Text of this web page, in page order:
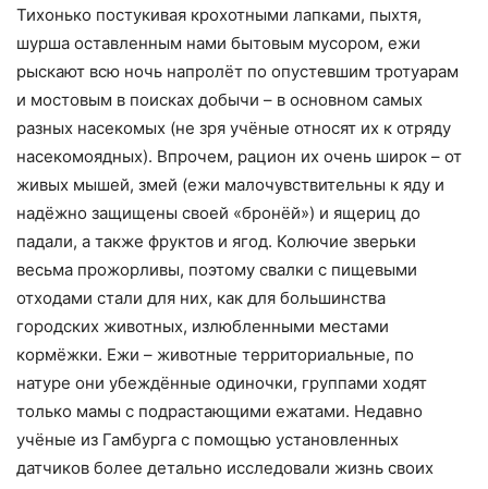
Тихонько постукивая крохотными лапками, пыхтя,
шурша оставленным нами бытовым мусором, ежи
рыскают всю ночь напролёт по опустевшим тротуарам
и мостовым в поисках добычи – в основном самых
разных насекомых (не зря учёные относят их к отряду
насекомоядных). Впрочем, рацион их очень широк – от
живых мышей, змей (ежи малочувствительны к яду и
надёжно защищены своей «бронёй») и ящериц до
падали, а также фруктов и ягод. Колючие зверьки
весьма прожорливы, поэтому свалки с пищевыми
отходами стали для них, как для большинства
городских животных, излюбленными местами
кормёжки. Ежи – животные территориальные, по
натуре они убеждённые одиночки, группами ходят
только мамы с подрастающими ежатами. Недавно
учёные из Гамбурга с помощью установленных
датчиков более детально исследовали жизнь своих